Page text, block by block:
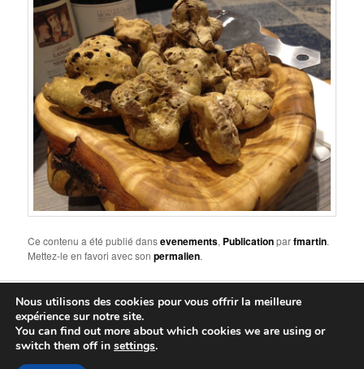
Ce contenu a été publié dansevenements, Publicationparfmartin.
Mettez-le en favori avec sonpermalien.
Fièrement propulsé par WordPress
Connexion
Nous utilisons des cookies pour vous offrir la meilleure
expérience sur notre site.
You can find out more about which cookies we are using or
switch them off in settings.